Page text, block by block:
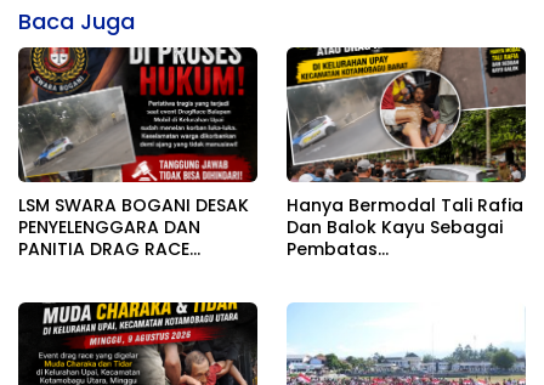
Baca Juga
LSM SWARA BOGANI DESAK
PENYELENGGARA DAN
PANITIA DRAG RACE
DAN 6 ORANG LAINYA
MENINGGAL DUNIA
Hanya Bermodal Tali Rafia
Dan Balok Kayu Sebagai
Pembatas
Korban,6 Orang Meninggal